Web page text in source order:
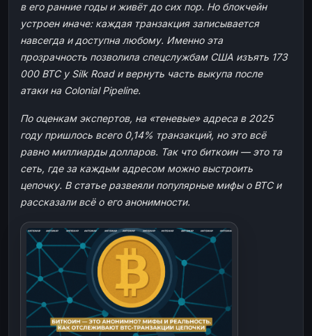
Paxum USD
USD
Payoneer USD
PayPal USD
ЮMoney RUB
Paxum
Perfect Money
Payoneer USD
PayPal
ЮMoney
БАЛАНСЫ КРИПТОБИРЖ
Binance RUB Binance
Альфа-Банк RUB
Райффайзен RUB
ВТБ RUB
Т-Банк RUB
Альфа-Банк
Райффайзен
ВТБ
Т-Банк
ДЕНЕЖНЫЕ ПЕРЕВОДЫ
в его ранние годы и живёт до сих пор. Но блокчейн
устроен иначе: каждая транзакция записывается
навсегда и доступна любому. Именно эта
прозрачность позволила спецслужбам США изъять 173
000 BTC у Silk Road и вернуть часть выкупа после
атаки на Colonial Pipeline.
По оценкам экспертов, на «теневые» адреса в 2025
году пришлось всего 0,14% транзакций, но это всё
равно миллиарды долларов. Так что биткоин — это та
сеть, где за каждым адресом можно выстроить
цепочку. В статье развеяли популярные мифы о BTC и
рассказали всё о его анонимности.